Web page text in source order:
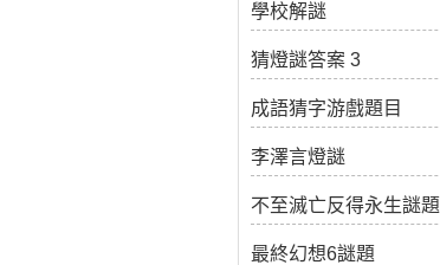
學校解謎
猜燈謎答案 3
成語猜字游戲題目
李澤言燈謎
不至滅亡反得永生謎題
最終幻想6謎題